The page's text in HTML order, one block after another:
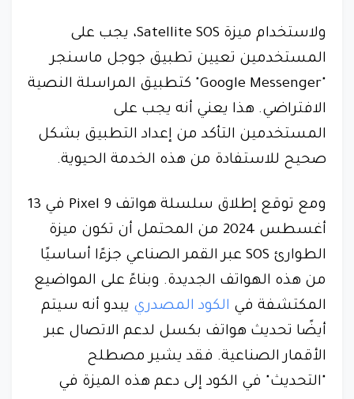
ولاستخدام ميزة Satellite SOS، يجب على
المستخدمين تعيين تطبيق جوجل ماسنجر
"Google Messenger" كتطبيق المراسلة النصية
الافتراضي. هذا يعني أنه يجب على
المستخدمين التأكد من إعداد التطبيق بشكل
صحيح للاستفادة من هذه الخدمة الحيوية.
ومع توقع إطلاق سلسلة هواتف Pixel 9 في 13
أغسطس 2024 من المحتمل أن تكون ميزة
الطوارئ SOS عبر القمر الصناعي جزءًا أساسيًا
من هذه الهواتف الجديدة. وبناءً على المواضيع
المكتشفة في الكود المصدري يبدو أنه سيتم
أيضًا تحديث هواتف بكسل لدعم الاتصال عبر
الأقمار الصناعية. فقد يشير مصطلح
"التحديث" في الكود إلى دعم هذه الميزة في